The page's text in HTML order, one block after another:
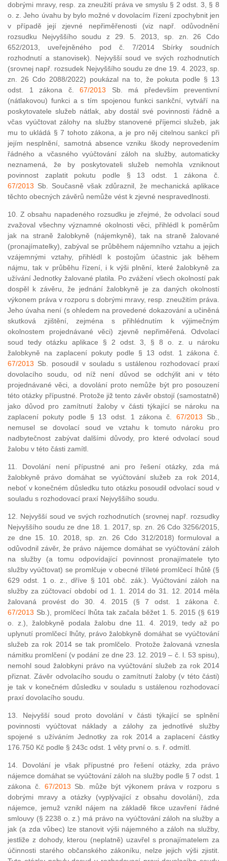
dobrými mravy, resp. za zneužití práva ve smyslu § 2 odst. 3, § 8
o. z. Jeho úvahu by bylo možné v dovolacím řízení zpochybnit jen
v případě její zjevné nepřiměřenosti (viz např. odůvodnění
rozsudku Nejvyššího soudu z 29. 5. 2013, sp. zn. 26 Cdo
652/2013, uveřejněného pod č. 7/2014 Sbírky soudních
rozhodnutí a stanovisek). Nejvyšší soud ve svých rozhodnutích
(srovnej např. rozsudek Nejvyššího soudu ze dne 19. 4. 2023, sp.
zn. 26 Cdo 2088/2022) poukázal na to, že pokuta podle § 13
odst. 1 zákona č. 67/2013 Sb. má především preventivní
(nátlakovou) funkci a s tím spojenou funkci sankční, vytváří na
poskytovatele služeb nátlak, aby dostál své povinnosti řádně a
včas vyúčtovat zálohy na služby stanovené příjemci služeb, jak
mu to ukládá § 7 tohoto zákona, a je pro něj citelnou sankcí při
jejím nesplnění, samotná absence vzniku škody neprovedením
řádného a včasného vyúčtování záloh na služby, automaticky
neznamená, že by poskytovateli služeb nemohla vzniknout
povinnost zaplatit pokutu podle § 13 odst. 1 zákona č.
67/2013 Sb. Současně však zdůraznil, že mechanická aplikace
těchto obecných závěrů nemůže vést k zjevné nespravedlnosti.
10. Z obsahu napadeného rozsudku je zřejmé, že odvolací soud
zvažoval všechny významné okolnosti věci, přihlédl k poměrům
jak na straně žalobkyně (nájemkyně), tak na straně žalované
(pronajímatelky), zabýval se průběhem nájemního vztahu a jejich
vzájemnými vztahy, přihlédl k postojům účastnic jak během
nájmu, tak v průběhu řízení, i k výši plnění, které žalobkyně za
užívání Jednotky žalované platila. Po zvážení všech okolností pak
dospěl k závěru, že jednání žalobkyně je za daných okolností
výkonem práva v rozporu s dobrými mravy, resp. zneužitím práva.
Jeho úvaha není (s ohledem na provedené dokazování a učiněná
skutková zjištění, zejména s přihlédnutím k výjimečným
okolnostem projednávané věci) zjevně nepřiměřená. Odvolací
soud tedy otázku aplikace § 2 odst. 3, § 8 o. z. u nároku
žalobkyně na zaplacení pokuty podle § 13 odst. 1 zákona č.
67/2013 Sb. posoudil v souladu s ustálenou rozhodovací praxí
dovolacího soudu, od níž není důvod se odchýlit ani v této
projednávané věci, a dovolání proto nemůže být pro posouzení
této otázky přípustné. Protože již tento závěr obstojí (samostatně)
jako důvod pro zamítnutí žaloby v části týkající se nároku na
zaplacení pokuty podle § 13 odst. 1 zákona č. 67/2013 Sb.,
nemusel se dovolací soud ve vztahu k tomuto nároku pro
nadbytečnost zabývat dalšími důvody, pro které odvolací soud
žalobu v této části zamítl.
11. Dovolání není přípustné ani pro řešení otázky, zda má
žalobkyně právo domáhat se vyúčtování služeb za rok 2014,
neboť v konečném důsledku tuto otázku posoudil odvolací soud v
souladu s rozhodovací praxí Nejvyššího soudu.
12. Nejvyšší soud ve svých rozhodnutích (srovnej např. rozsudky
Nejvyššího soudu ze dne 18. 1. 2017, sp. zn. 26 Cdo 3256/2015,
ze dne 15. 10. 2018, sp. zn. 26 Cdo 312/2018) formuloval a
odůvodnil závěr, že právo nájemce domáhat se vyúčtování záloh
na služby (a tomu odpovídající povinnost pronajímatele tyto
služby vyúčtovat) se promlčuje v obecné tříleté promlčecí lhůtě (§
629 odst. 1 o. z., dříve § 101 obč. zák.). Vyúčtování záloh na
služby za zúčtovací období od 1. 1. 2014 do 31. 12. 2014 měla
žalovaná provést do 30. 4. 2015 (§ 7 odst. 1 zákona č.
67/2013 Sb.), promlčecí lhůta tak začala běžet 1. 5. 2015 (§ 619
o. z.), žalobkyně podala žalobu dne 11. 4. 2019, tedy až po
uplynutí promlčecí lhůty, právo žalobkyně domáhat se vyúčtování
služeb za rok 2014 se tak promlčelo. Protože žalovaná vznesla
námitku promlčení (v podání ze dne 23. 12. 2019 – č. l. 53 spisu),
nemohl soud žalobkyni právo na vyúčtování služeb za rok 2014
přiznat. Závěr odvolacího soudu o zamítnutí žaloby (v této části)
je tak v konečném důsledku v souladu s ustálenou rozhodovací
praxí dovolacího soudu.
13. Nejvyšší soud proto dovolání v části týkající se splnění
povinnosti vyúčtovat náklady a zálohy za jednotlivé služby
spojené s užíváním Jednotky za rok 2014 a zaplacení částky
176.750 Kč podle § 243c odst. 1 věty první o. s. ř. odmítl.
14. Dovolání je však přípustné pro řešení otázky, zda právo
nájemce domáhat se vyúčtování záloh na služby podle § 7 odst. 1
zákona č. 67/2013 Sb. může být výkonem práva v rozporu s
dobrými mravy a otázky (vyplývající z obsahu dovolání), zda
nájemce, jemuž vznikl nájem na základě fikce uzavření řádné
smlouvy (§ 2238 o. z.) má právo na vyúčtování záloh na služby a
jak (a zda vůbec) lze stanovit výši nájemného a záloh na služby,
jestliže z dohody, kterou (neplatně) uzavřel s pronajímatelem za
účinnosti starého občanského zákoníku, nelze jejich výši zjistit.